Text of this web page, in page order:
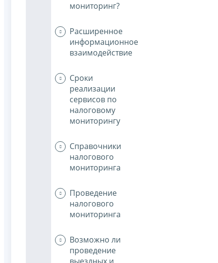
мониторинг?
Расширенное
информационное
взаимодействие
Сроки
реализации
сервисов по
налоговому
мониторингу
Справочники
налогового
мониторинга
Проведение
налогового
мониторинга
Возможно ли
проведение